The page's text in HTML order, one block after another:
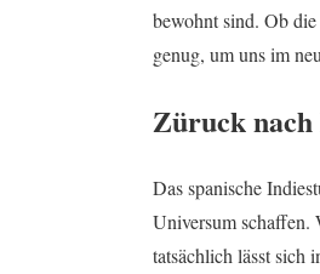
bewohnt sind. Ob
genug, um uns im
Züruck
Das spanische
Universum schaffen.
tatsächlich lässt sich